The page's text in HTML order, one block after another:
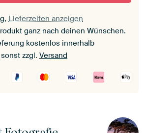
Lieferzeiten anzeigen
ganz nach deinen Wünschen.
kostenlos innerhalb
zzgl. Versand